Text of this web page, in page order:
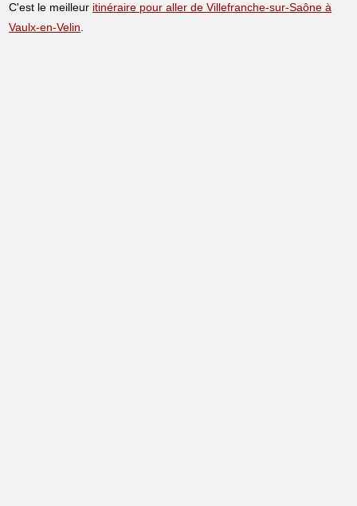
C'est le meilleur itinéraire pour aller de Villefranche-sur-Saône à
Vaulx-en-Velin.